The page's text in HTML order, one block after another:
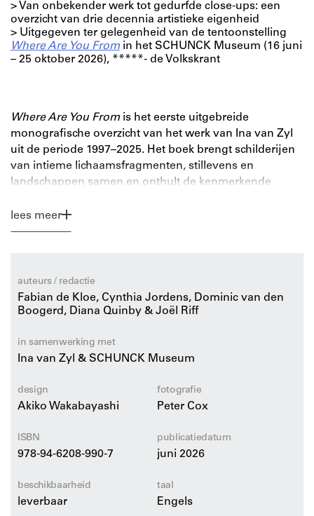
> Van onbekender werk tot gedurfde close-ups: een
overzicht van drie decennia artistieke eigenheid
> Uitgegeven ter gelegenheid van de tentoonstelling
Where Are You From in het SCHUNCK Museum (16 juni
– 25 oktober 2026), *****- de Volkskrant
Where Are You Fromis het eerste uitgebreide
monografische overzicht van het werk van Ina van Zyl
uit de periode 1997–2025. Het boek brengt schilderijen
van intieme lichaamsfragmenten, stillevens en
landschappen samen en onthult de kenmerkende
close-ups, sensuele oppervlakken en psychologische
intensiteit. Haar werk verkent thema’s als
achtergrond en haar leven in Nederland. Met essays en
een interview biedt dit rijk geïllustreerde boek een
boeiend inzicht in een oeuvre dat tegelijkertijd
lees meer
auteurs / redactie
Fabian de Kloe, Cynthia Jordens, Dominic van den
Boogerd, Diana Quinby & Joël Riff
in samenwerking met
Ina van Zyl & SCHUNCK Museum
design
Akiko Wakabayashi
fotografie
Peter Cox
ISBN
978-94-6208-990-7
publicatiedatum
juni 2026
beschikbaarheid
leverbaar
taal
Engels